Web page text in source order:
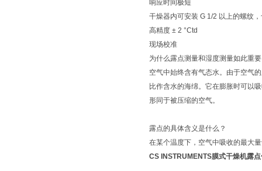
响应时间极短
干燥器内可安装 G 1/2 以上的螺纹
高精度 ± 2 °Ctd
现场校准
为什么露点测量和湿度测量如此重
空气中始终含有气态水。由于空气
比作含水的海绵。它在膨胀时可以
形同于被压缩的空气。
露点的具体含义是什么？
在某个温度下，空气中吸收的最大
CS INSTRUMENTS膜式干燥机露